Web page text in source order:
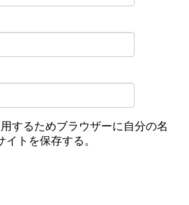
するためブラウザーに自分の名
トを保存する。